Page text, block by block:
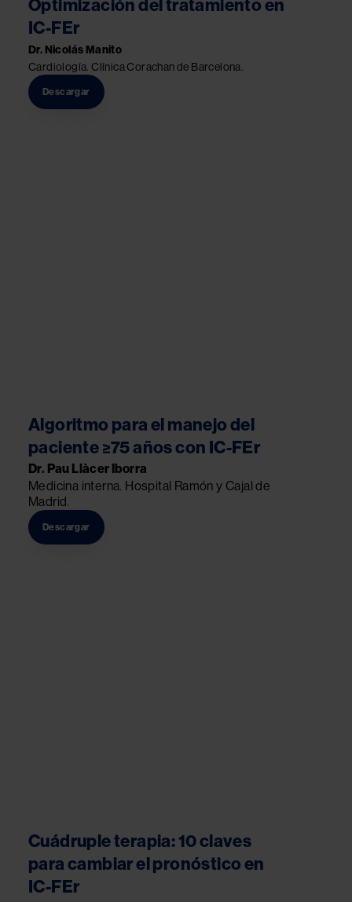
Optimización del tratamiento en
IC-FEr
Dr. Nicolás Manito
Cardiología. Clínica Corachan de Barcelona.
Descargar
Algoritmo para el manejo del
paciente ≥75 años con IC-FEr
Dr. Pau Llàcer Iborra
Medicina interna. Hospital Ramón y Cajal de
Madrid.
Descargar
Cuádruple terapia: 10 claves
para cambiar el pronóstico en
IC-FEr